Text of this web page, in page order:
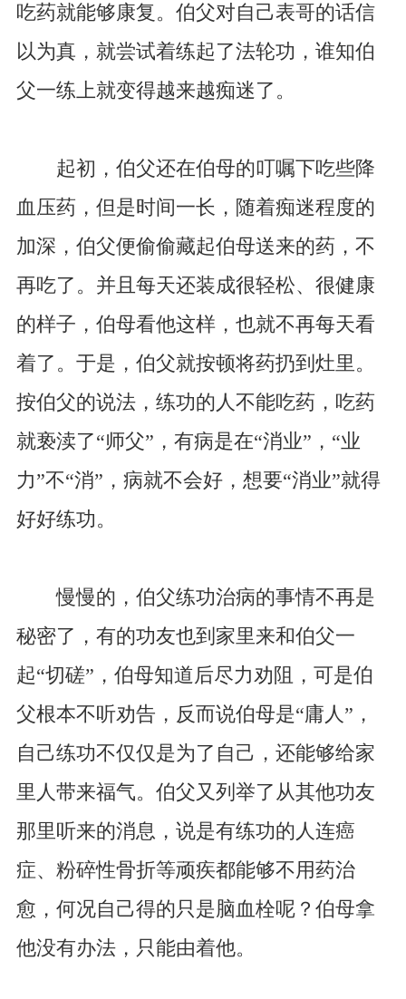
吃药就能够康复。伯父对自己表哥的话信
以为真，就尝试着练起了法轮功，谁知伯
父一练上就变得越来越痴迷了。
起初，伯父还在伯母的叮嘱下吃些降
血压药，但是时间一长，随着痴迷程度的
加深，伯父便偷偷藏起伯母送来的药，不
再吃了。并且每天还装成很轻松、很健康
的样子，伯母看他这样，也就不再每天看
着了。于是，伯父就按顿将药扔到灶里。
按伯父的说法，练功的人不能吃药，吃药
就亵渎了“师父”，有病是在“消业”，“业
力”不“消”，病就不会好，想要“消业”就得
好好练功。
慢慢的，伯父练功治病的事情不再是
秘密了，有的功友也到家里来和伯父一
起“切磋”，伯母知道后尽力劝阻，可是伯
父根本不听劝告，反而说伯母是“庸人”，
自己练功不仅仅是为了自己，还能够给家
里人带来福气。伯父又列举了从其他功友
那里听来的消息，说是有练功的人连癌
症、粉碎性骨折等顽疾都能够不用药治
愈，何况自己得的只是脑血栓呢？伯母拿
他没有办法，只能由着他。